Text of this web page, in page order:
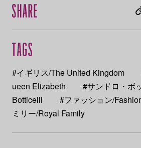
#イギリス/The United Kingdom
ueen Elizabeth
#サンドロ・ボ
Botticelli
#ファッション/
ミリー/Royal Family